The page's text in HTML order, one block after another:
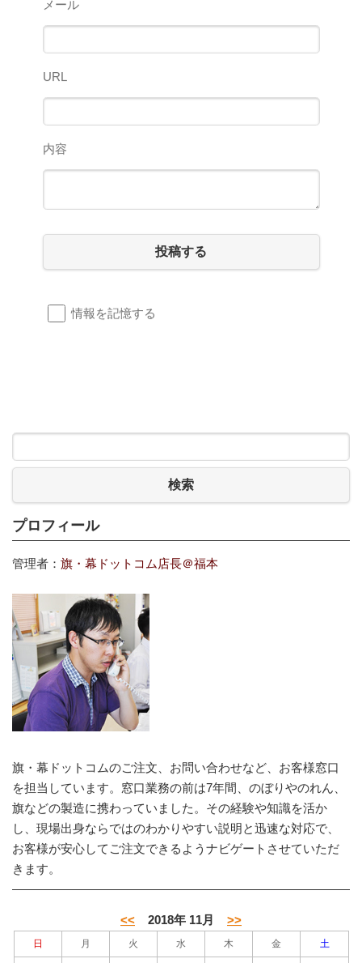
メール
URL
内容
投稿する
情報を記憶する
検索
プロフィール
管理者： 旗・幕ドットコム店長＠福本
旗・幕ドットコムのご注文、お問い合わせなど、お客様窓口
を担当しています。窓口業務の前は7年間、のぼりやのれん、
旗などの製造に携わっていました。その経験や知識を活か
し、現場出身ならではのわかりやすい説明と迅速な対応で、
お客様が安心してご注文できるようナビゲートさせていただ
きます。
<< 2018年 11月 >>
日 月 火 水 木 金 土